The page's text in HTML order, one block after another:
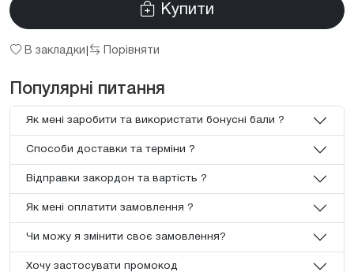
Купити
В закладки Порівняти
Популярні питання
Як мені заробити та використати бонусні бали ?
Способи доставки та терміни ?
Відправки закордон та вартість ?
Як мені оплатити замовлення ?
Чи можу я змінити своє замовлення?
Хочу застосувати промокод